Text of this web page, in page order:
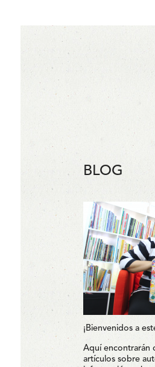
BLOG
¡Bienvenidos a
Aquí encontrarán
artículos sobre